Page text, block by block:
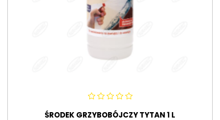
ŚRODEK GRZYBOBÓJCZY TYTAN 1 L